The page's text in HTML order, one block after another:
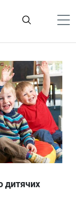
дитячих